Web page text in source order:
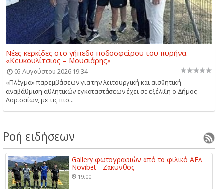
Νέες κερκίδες στο γήπεδο ποδοσφαίρου του πυρήνα
«Κουκουλίτσιος – Μουσιάρης»
05 Αυγούστου 2026 19:34
«Πλέγμα» παρεμβάσεων για την λειτουργική και αισθητική
αναβάθμιση αθλητικών εγκαταστάσεων έχει σε εξέλιξη ο Δήμος
Λαρισαίων, με τις πιο...
Ροή ειδήσεων
Gallery φωτογραφιών από το φιλικό ΑΕΛ
Novibet - Ζάκυνθος
19:00